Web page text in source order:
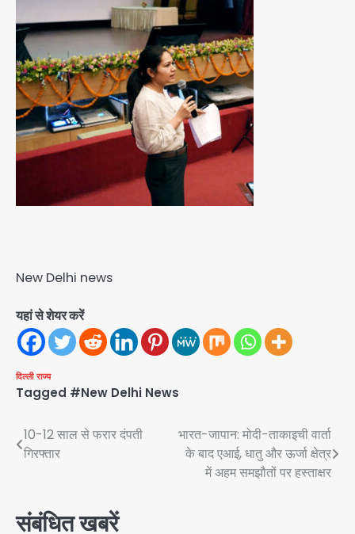
New Delhi news
यहां से शेयर करें
दिल्ली राज्य
Tagged #New Delhi News
Post
10-12 साल से फरार दंपती
गिरफ्तार
भारत-जापान: मोदी-ताकाइची वार्ता
के बाद एआई, धातु और ऊर्जा क्षेत्र
में अहम समझौतों पर हस्ताक्षर
संबंधित खबरें